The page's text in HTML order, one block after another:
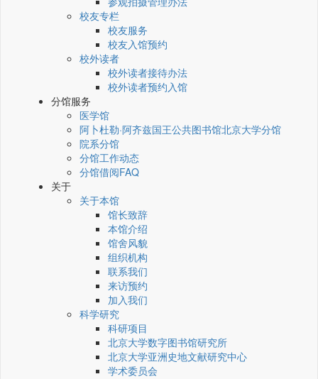
校友专栏
校友服务
校友入馆预约
校外读者
校外读者接待办法
校外读者预约入馆
分馆服务
医学馆
阿卜杜勒·阿齐兹国王公共图书馆北京大学分馆
院系分馆
分馆工作动态
分馆借阅FAQ
关于
关于本馆
馆长致辞
本馆介绍
馆舍风貌
组织机构
联系我们
来访预约
加入我们
科学研究
科研项目
北京大学数字图书馆研究所
北京大学亚洲史地文献研究中心
学术委员会